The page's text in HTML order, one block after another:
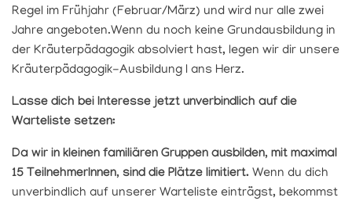
Regel im Frühjahr (Februar/März) und wird nur alle zwei
Jahre angeboten.Wenn du noch keine Grundausbildung in
der Kräuterpädagogik absolviert hast, legen wir dir unsere
Kräuterpädagogik-Ausbildung I ans Herz.
Lasse dich bei Interesse jetzt unverbindlich auf die
Warteliste setzen:
Da wir in kleinen familiären Gruppen ausbilden, mit maximal
15 TeilnehmerInnen, sind die Plätze limitiert. Wenn du dich
unverbindlich auf unserer Warteliste einträgst, bekommst